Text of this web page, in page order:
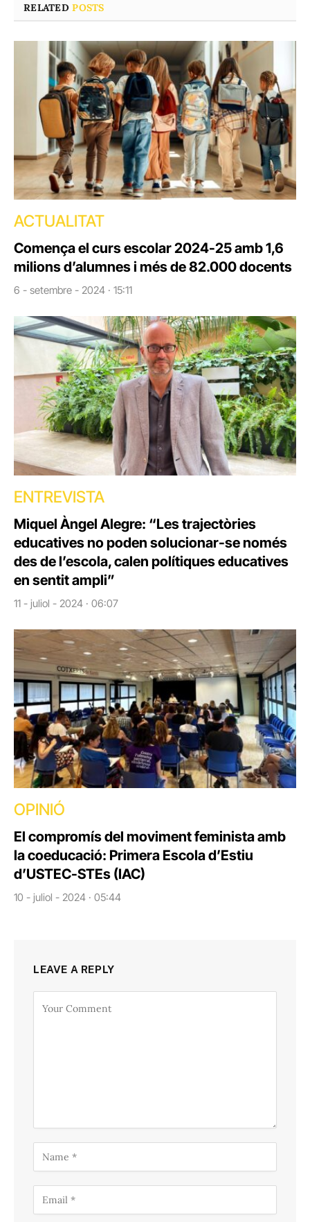
RELATEDPOSTS
ACTUALITAT
Comença el curs escolar 2024-25 amb 1,6
milions d’alumnes i més de 82.000 docents
6 - setembre - 2024 · 15:11
ENTREVISTA
Miquel Àngel Alegre: “Les trajectòries
educatives no poden solucionar-se només
des de l’escola, calen polítiques educatives
en sentit ampli”
11 - juliol - 2024 · 06:07
OPINIÓ
El compromís del moviment feminista amb
la coeducació: Primera Escola d’Estiu
d’USTEC-STEs (IAC)
10 - juliol - 2024 · 05:44
LEAVE A REPLY